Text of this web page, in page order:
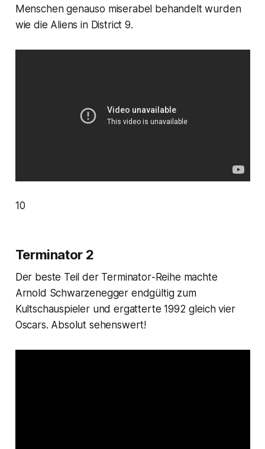
Menschen genauso miserabel behandelt wurden
wie die Aliens in District 9.
10
Terminator 2
Der beste Teil der Terminator-Reihe machte
Arnold Schwarzenegger endgültig zum
Kultschauspieler und ergatterte 1992 gleich vier
Oscars. Absolut sehenswert!